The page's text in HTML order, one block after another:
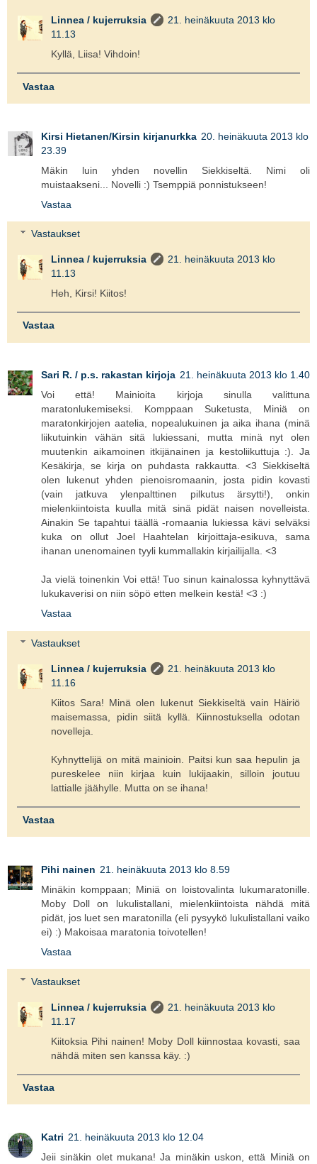
Linnea / kujerruksia
21. heinäkuuta 2013 klo
11.13
Kyllä, Liisa! Vihdoin!
Vastaa
Kirsi Hietanen/Kirsin kirjanurkka 20. heinäkuuta 2013 klo
23.39
Mäkin luin yhden novellin Siekkiseltä. Nimi oli
muistaakseni... Novelli :) Tsemppiä ponnistukseen!
Vastaa
Vastaukset
Linnea / kujerruksia
21. heinäkuuta 2013 klo
11.13
Heh, Kirsi! Kiitos!
Vastaa
Sari R. / p.s. rakastan kirjoja 21. heinäkuuta 2013 klo 1.40
Voi että! Mainioita kirjoja sinulla valittuna
maratonlukemiseksi. Komppaan Suketusta, Miniä on
maratonkirjojen aatelia, nopealukuinen ja aika ihana (minä
liikutuinkin vähän sitä lukiessani, mutta minä nyt olen
muutenkin aikamoinen itkijänainen ja kestoliikuttuja :). Ja
Kesäkirja, se kirja on puhdasta rakkautta. <3 Siekkiseltä
olen lukenut yhden pienoisromaanin, josta pidin kovasti
(vain jatkuva ylenpalttinen pilkutus ärsytti!), onkin
mielenkiintoista kuulla mitä sinä pidät naisen novelleista.
Ainakin Se tapahtui täällä -romaania lukiessa kävi selväksi
kuka on ollut Joel Haahtelan kirjoittaja-esikuva, sama
ihanan unenomainen tyyli kummallakin kirjailijalla. <3
Ja vielä toinenkin Voi että! Tuo sinun kainalossa kyhnyttävä
lukukaverisi on niin söpö etten melkein kestä! <3 :)
Vastaa
Vastaukset
Linnea / kujerruksia
21. heinäkuuta 2013 klo
11.16
Kiitos Sara! Minä olen lukenut Siekkiseltä vain Häiriö
maisemassa, pidin siitä kyllä. Kiinnostuksella odotan
novelleja.
Kyhnyttelijä on mitä mainioin. Paitsi kun saa hepulin ja
pureskelee niin kirjaa kuin lukijaakin, silloin joutuu
lattialle jäähylle. Mutta on se ihana!
Vastaa
Pihi nainen 21. heinäkuuta 2013 klo 8.59
Minäkin komppaan; Miniä on loistovalinta lukumaratonille.
Moby Doll on lukulistallani, mielenkiintoista nähdä mitä
pidät, jos luet sen maratonilla (eli pysyykö lukulistallani vaiko
ei) :) Makoisaa maratonia toivotellen!
Vastaa
Vastaukset
Linnea / kujerruksia
21. heinäkuuta 2013 klo
11.17
Kiitoksia Pihi nainen! Moby Doll kiinnostaa kovasti, saa
nähdä miten sen kanssa käy. :)
Vastaa
Katri 21. heinäkuuta 2013 klo 12.04
Jeii sinäkin olet mukana! Ja minäkin uskon, että Miniä on